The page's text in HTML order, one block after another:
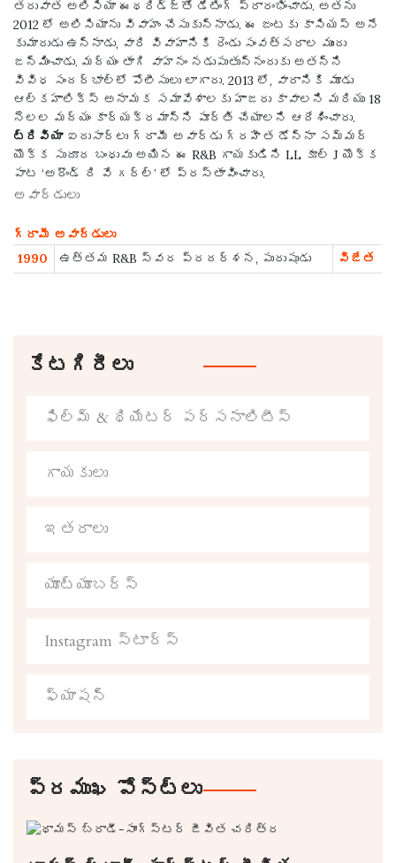
తరువాత అలిసియా ఈథరిడ్జ్‌తో డేటింగ్ ప్రారంభించాడు. అతను
2012 లో అలిసియాను వివాహం చేసుకున్నాడు. ఈ జంటకు కాసియస్ అనే
కుమారుడు ఉన్నాడు, వారి వివాహానికి రెండు సంవత్సరాల ముందు
జన్మించాడు. మద్యం తాగి వాహనం నడుపుతున్నందుకు అతన్ని
వివిధ సందర్భాల్లో పోలీసులు లాగారు. 2013 లో, వారానికి మూడు
ఆల్కహాలిక్స్ అనామక సమావేశాలకు హాజరు కావాలని మరియు 18
నెలల మద్యం కార్యక్రమాన్ని పూర్తి చేయాలని ఆదేశించారు.
ట్రివియాఐదుసార్లు గ్రామీ అవార్డు గ్రహీత డోన్నా సమ్మర్
యొక్క సుదూర బంధువు అయిన ఈ R&B గాయకుడిని LL కూల్ J యొక్క
పాట ‘అరౌండ్ ది వే గర్ల్’ లో ప్రస్తావించారు.
అవార్డులు
గ్రామీ అవార్డులు
1990
ఉత్తమ R&B స్వర ప్రదర్శన, పురుషుడు విజేత
కేటగిరీలు
ఫిల్మ్ & థియేటర్ పర్సనాలిటీస్
గాయకులు
ఇతరాలు
యూట్యూబర్స్
Instagram స్టార్స్
ఫ్యాషన్
ప్రముఖ పోస్ట్లు